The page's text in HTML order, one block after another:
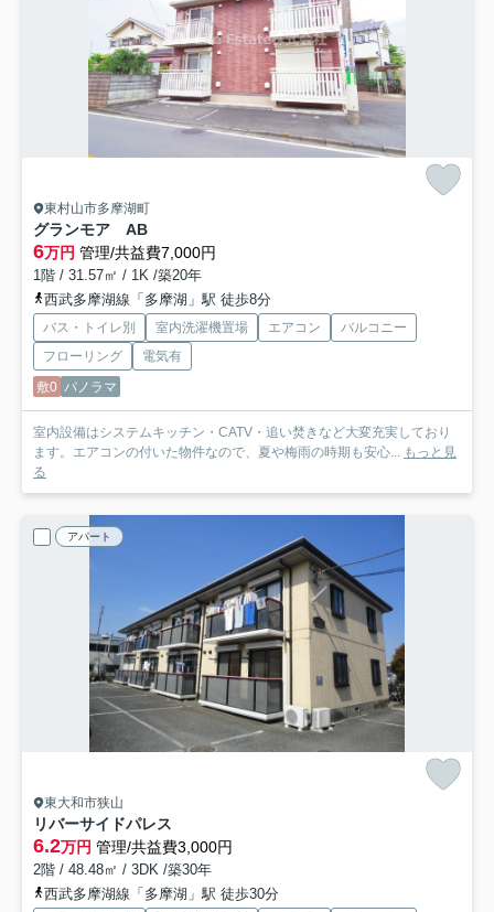
東村山市多摩湖町
グランモア AB
6万円 管理/共益費7,000円
1階 / 31.57㎡ / 1K /築20年
西武多摩湖線「多摩湖」駅 徒歩8分
バス・トイレ別 室内洗濯機置場 エアコン
バルコニー
フローリング
電気有
敷0 パノラマ
室内設備はシステムキッチン・CATV・追い焚きなど大変充実しており
ます。エアコンの付いた物件なので、夏や梅雨の時期も安心... もっと見
る
アパート
東大和市狭山
リバーサイドパレス
6.2万円 管理/共益費3,000円
2階 / 48.48㎡ / 3DK /築30年
西武多摩湖線「多摩湖」駅 徒歩30分